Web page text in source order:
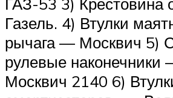
Газель. 4) Втулки
рычага — Москвич 5)
рулевые
Москвич 2140 6)